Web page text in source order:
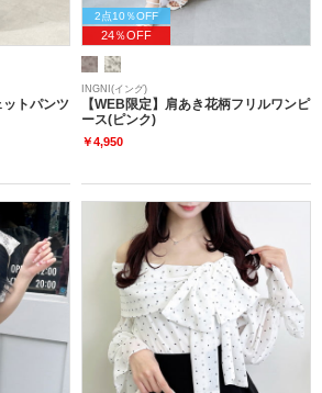
ットパンツ
2点10％OFF
24％OFF
INGNI(イング)
【WEB限定】肩あき花柄フリルワンピ
ース(ピンク)
￥4,950